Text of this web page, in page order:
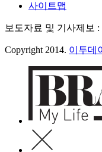
사이트맵
보도자료 및 기사제보 :
Copyright 2014. 이투데